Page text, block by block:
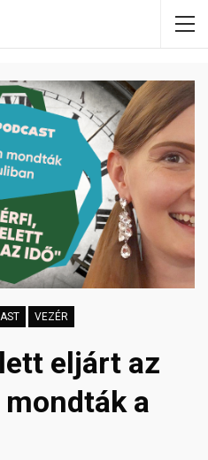
VEZÉR
eljárt az
a